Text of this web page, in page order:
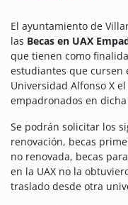
El ayuntamiento de
las Becas en UAX
que tienen como
estudiantes que cursen
Universidad Alfonso X
empadronados en
Se podrán solicitar los
renovación, becas
no renovada, becas
en la UAX no la
traslado desde otra